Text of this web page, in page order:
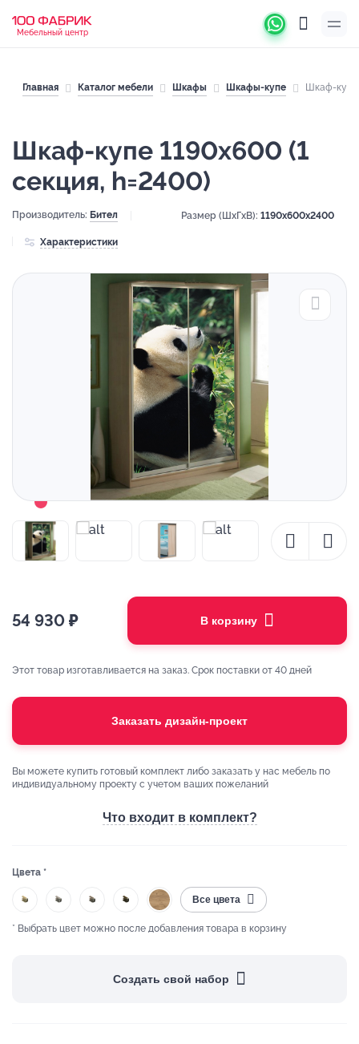
Мебельный центр
Главная Каталог мебели Шкафы Шкафы-купе Шкаф-купе
Шкаф-купе 1190х600 (1
секция, h=2400)
Производитель: Бител Размер (ШхГхВ): 1190x600x2400
Характеристики
54 930 ₽ В корзину
Этот товар изготавливается на заказ. Срок поставки от 40 дней
Заказать дизайн-проект
Вы можете купить готовый комплект либо заказать у нас мебель по
индивидуальному проекту с учетом ваших пожеланий
Что входит в комплект?
Цвета *
Все цвета
* Выбрать цвет можно после добавления товара в корзину
Создать свой набор